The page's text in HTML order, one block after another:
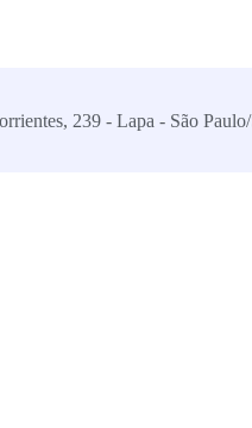
239 - Lapa - São